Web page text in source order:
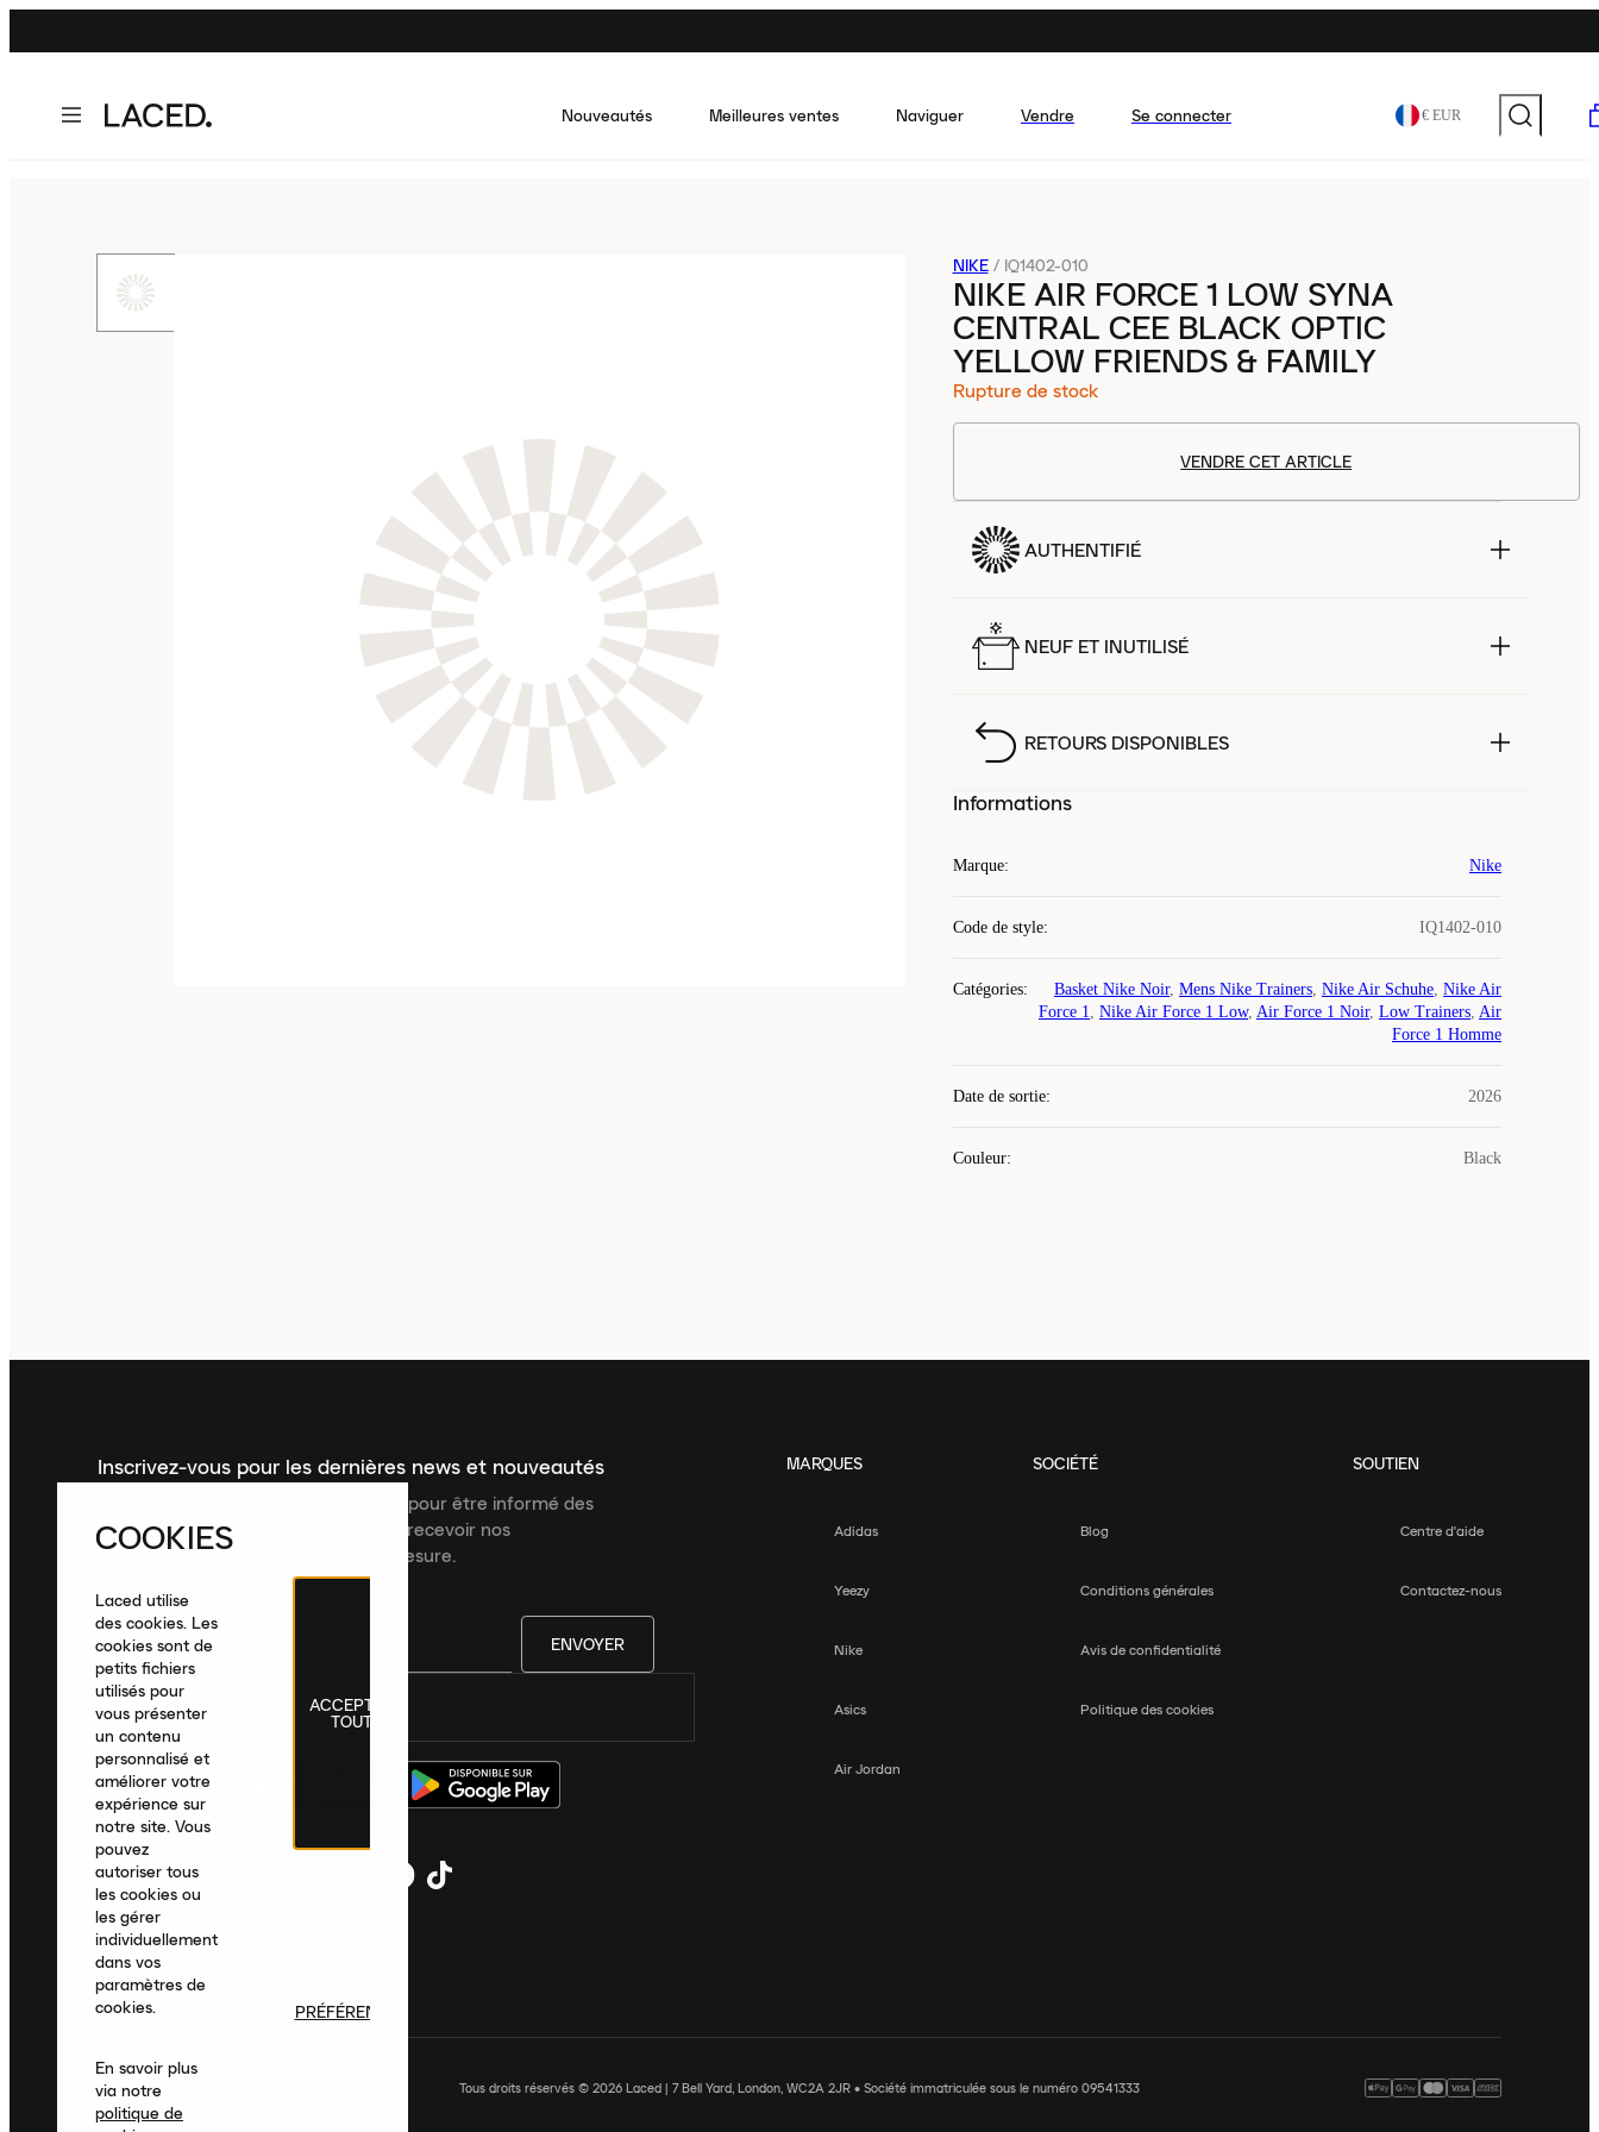
Nouveautés Meilleures ventes Naviguer Vendre Se connecter € EUR
NIKE / IQ1402-010
NIKE AIR FORCE 1 LOW SYNA
CENTRAL CEE BLACK OPTIC
YELLOW FRIENDS & FAMILY
Rupture de stock
VENDRE CET ARTICLE
AUTHENTIFIÉ
NEUF ET INUTILISÉ
RETOURS DISPONIBLES
Informations
Marque: Nike
Code de style: IQ1402-010
Catégories: Basket Nike Noir, Mens Nike Trainers, Nike Air Schuhe, Nike Air
Force 1, Nike Air Force 1 Low, Air Force 1 Noir, Low Trainers, Air
Force 1 Homme
Date de sortie: 2026
Couleur: Black
Inscrivez-vous pour les dernières news et nouveautés
Inscrivez-vous à la newsletter Laced pour être informé des
dernières nouveautés, collections et recevoir nos
recommandations de produits sur mesure.
ENVOYER
France|Français
MARQUES
Adidas
Yeezy
Nike
Asics
Air Jordan
SOCIÉTÉ
Blog
Conditions générales
Avis de confidentialité
Politique des cookies
SOUTIEN
Centre d'aide
Contactez-nous
Tous droits réservés © 2026 Laced | 7 Bell Yard, London, WC2A 2JR • Société immatriculée sous le numéro 09541333
COOKIES
Laced utilise
des cookies. Les
cookies sont de
petits fichiers
utilisés pour
vous présenter
un contenu
personnalisé et
améliorer votre
expérience sur
notre site. Vous
pouvez
autoriser tous
les cookies ou
les gérer
individuellement
dans vos
paramètres de
cookies.
En savoir plus
via notre
politique de
ACCEPTER
TOUT
PRÉFÉRENCES